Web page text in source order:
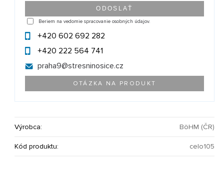
Beriem na vedomie spracovanie osobných údajov.
+420 602 692 282
+420 222 564 741
praha9@stresninosice.cz
OTÁZKA NA PRODUKT
Výrobca: BöHM (ČR)
Kód produktu: celo105